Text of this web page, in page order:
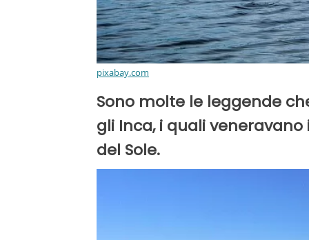
pixabay.com
Sono molte le leggende
gli Inca, i quali
del Sole.